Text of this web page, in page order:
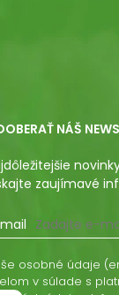
NÁŠ
zaujímavé
osobné údaje
v súlade s